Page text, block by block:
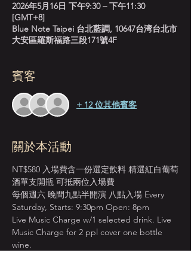
2026年5月16日 下午9:30 – 下午11:30
[GMT+8]
Blue Note Taipei 台北藍調, 10647台湾台北市
大安區羅斯福路三段171號4F
賓客
+ 12 位其他賓客
關於本活動
NT$580 入場費含一份選定飲料 精選紅白葡萄
酒單支開瓶 可抵兩位入場費
每個週六 晚間九點半開演 八點入場 Every
Saturday, Starts: 9:30pm Open: 8pm
Live Music Charge w/1 selected drink. Live
Music Charge for 2 ppl cover one bottle
wine.